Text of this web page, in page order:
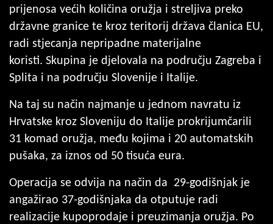
prijenosa većih količina oružja i streljiva preko
državne granice te kroz teritorij država članica EU,
radi stjecanja nepripadne materijalne
koristi. Skupina je djelovala na području Zagreba i
Splita i na području Slovenije i Italije.
Na taj su način najmanje u jednom navratu iz
Hrvatske kroz Sloveniju do Italije prokrijumčarili
31 komad oružja, među kojima i 20 automatskih
pušaka, za iznos od 50 tisuća eura.
Operacija se odvija na način da 29-godišnjak je
angažirao 37-godišnjaka da otputuje radi
realizacije kupoprodaje i preuzimanja oružja. Po